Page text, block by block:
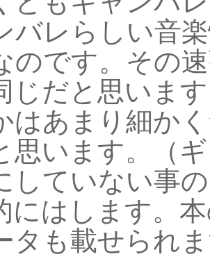
バレらしい音
のです。その
じだと思いま
はあまり細か
思います。（
していない事
にはします。
タも載せられ